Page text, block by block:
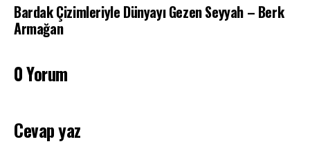
Bardak Çizimleriyle Dünyayı Gezen Seyyah – Berk
Armağan
0 Yorum
Cevap yaz